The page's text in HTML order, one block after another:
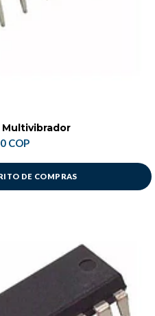
Multivibrador
COP
DE COMPRAS